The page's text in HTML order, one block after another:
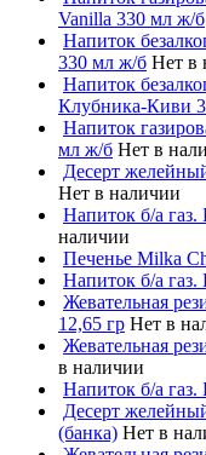
Vanilla 330 мл ж/б
Напиток
330 мл ж/б Нет в
Напиток
Клубника-Киви
Напиток
мл ж/б Нет в
Десерт
Нет в наличии
Напиток б/а
наличии
Печенье Milka
Напиток б/а
Жевательная
12,65 гр Нет в
Жевательная
в наличии
Напиток б/а газ.
Десерт
(банка) Нет в